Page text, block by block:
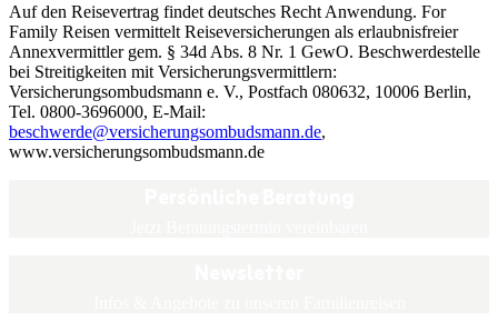
Auf den Reisevertrag findet deutsches Recht Anwendung. For
Family Reisen vermittelt Reiseversicherungen als erlaubnisfreier
Annexvermittler gem. § 34d Abs. 8 Nr. 1 GewO. Beschwerdestelle
bei Streitigkeiten mit Versicherungsvermittlern:
Versicherungsombudsmann e. V., Postfach 080632, 10006 Berlin,
Tel. 0800-3696000, E-Mail:
beschwerde@versicherungsombudsmann.de,
www.versicherungsombudsmann.de